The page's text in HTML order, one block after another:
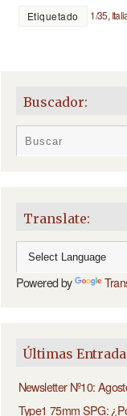
Etiquetado 1/35,
Buscador:
Translate:
Powered by
Últimas
Newsletter Nº10:
Type1 75mm SPG: